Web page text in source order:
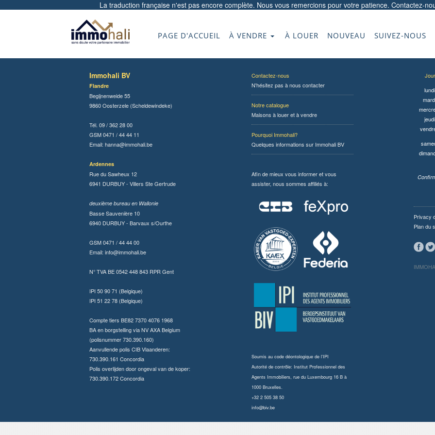
La traduction française n'est pas encore complète. Nous vous remercions pour votre patience. Contactez-
PAGE D'ACCUEIL À VENDRE À LOUER NOUVEAU SUIVEZ-NOUS
Immohali BV
Flandre
Begijnenweide 55
9860 Oosterzele (Scheldewindeke)
Tél. 09 / 362 28 00
GSM 0471 / 44 44 11
Email: hanna@immohali.be
Ardennes
Rue du Sawheux 12
6941 DURBUY - Villers Ste Gertrude
deuxième bureau en Wallonie
Basse Sauvenière 10
6940 DURBUY - Barvaux s/Ourthe
GSM 0471 / 44 44 00
Email: info@immohali.be
N° TVA BE 0542 448 843 RPR Gent
IPI 50 90 71 (Belgique)
IPI 51 22 78 (Belgique)
Compte tiers BE82 7370 4076 1968
BA en borgstelling via NV AXA Belgium
(polisnummer 730.390.160)
Aanvullende polis CIB Vlaanderen:
730.390.161 Concordia
Polis overlijden door ongeval van de koper:
730.390.172 Concordia
Contactez-nous
N'hésitez pas à nous contacter
Notre catalogue
Maisons à louer et à vendre
Pourquoi Immohali?
Quelques informations sur Immohali BV
Afin de mieux vous informer et vous
assister, nous sommes affiliés à:
Soumis au code déontologique de l'IPI
Autorité de contrôle: Institut Professionnel des
Agents Immobiliers, rue du Luxembourg 16 B à
1000 Bruxelles.
+32 2 505 38 50
info@biv.be
Jour
Privacy
Plan du